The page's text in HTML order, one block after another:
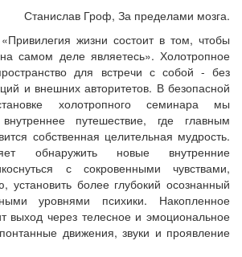
Станислав Гроф, За пределами мозга.
жизни состоит в том, чтобы
самом деле являетесь». Холотропное
для встречи с собой - без
и внешних авторитетов. В безопасной
холотропного семинара мы
путешествие, где главным
собственная целительная мудрость.
обнаружить новые внутренние
с сокровенными чувствами,
более глубокий осознанный
уровнями психики. Накопленное
выход через телесное и эмоциональное
движения, звуки и проявление